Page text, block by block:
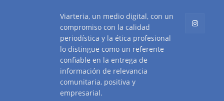
Viarteria, un medio digital, con un
compromiso con la calidad
periodística y la ética profesional
lo distingue como un referente
confiable en la entrega de
información de relevancia
comunitaria, positiva y
empresarial.